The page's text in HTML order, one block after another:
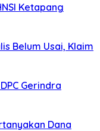
Ketapang
Belum Usai, Klaim
Gerindra
Dana